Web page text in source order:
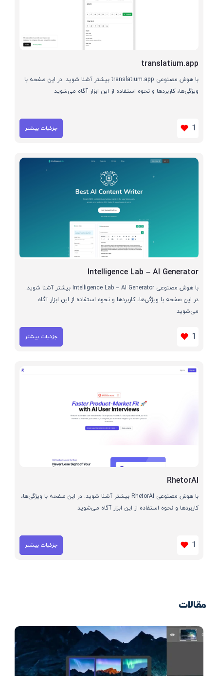
translatium.app
با هوش مصنوعی translatium.app بیشتر آشنا شوید. در این صفحه با
ویژگی‌ها، کاربردها و نحوه استفاده از این ابزار آگاه می‌شوید
1 جزئیات بیشتر
Intelligence Lab – AI Generator
با هوش مصنوعی Intelligence Lab – AI Generator بیشتر آشنا شوید.
در این صفحه با ویژگی‌ها، کاربردها و نحوه استفاده از این ابزار آگاه
می‌شوید
1 جزئیات بیشتر
RhetorAI
با هوش مصنوعی RhetorAI بیشتر آشنا شوید. در این صفحه با ویژگی‌ها،
کاربردها و نحوه استفاده از این ابزار آگاه می‌شوید
1 جزئیات بیشتر
مقالات